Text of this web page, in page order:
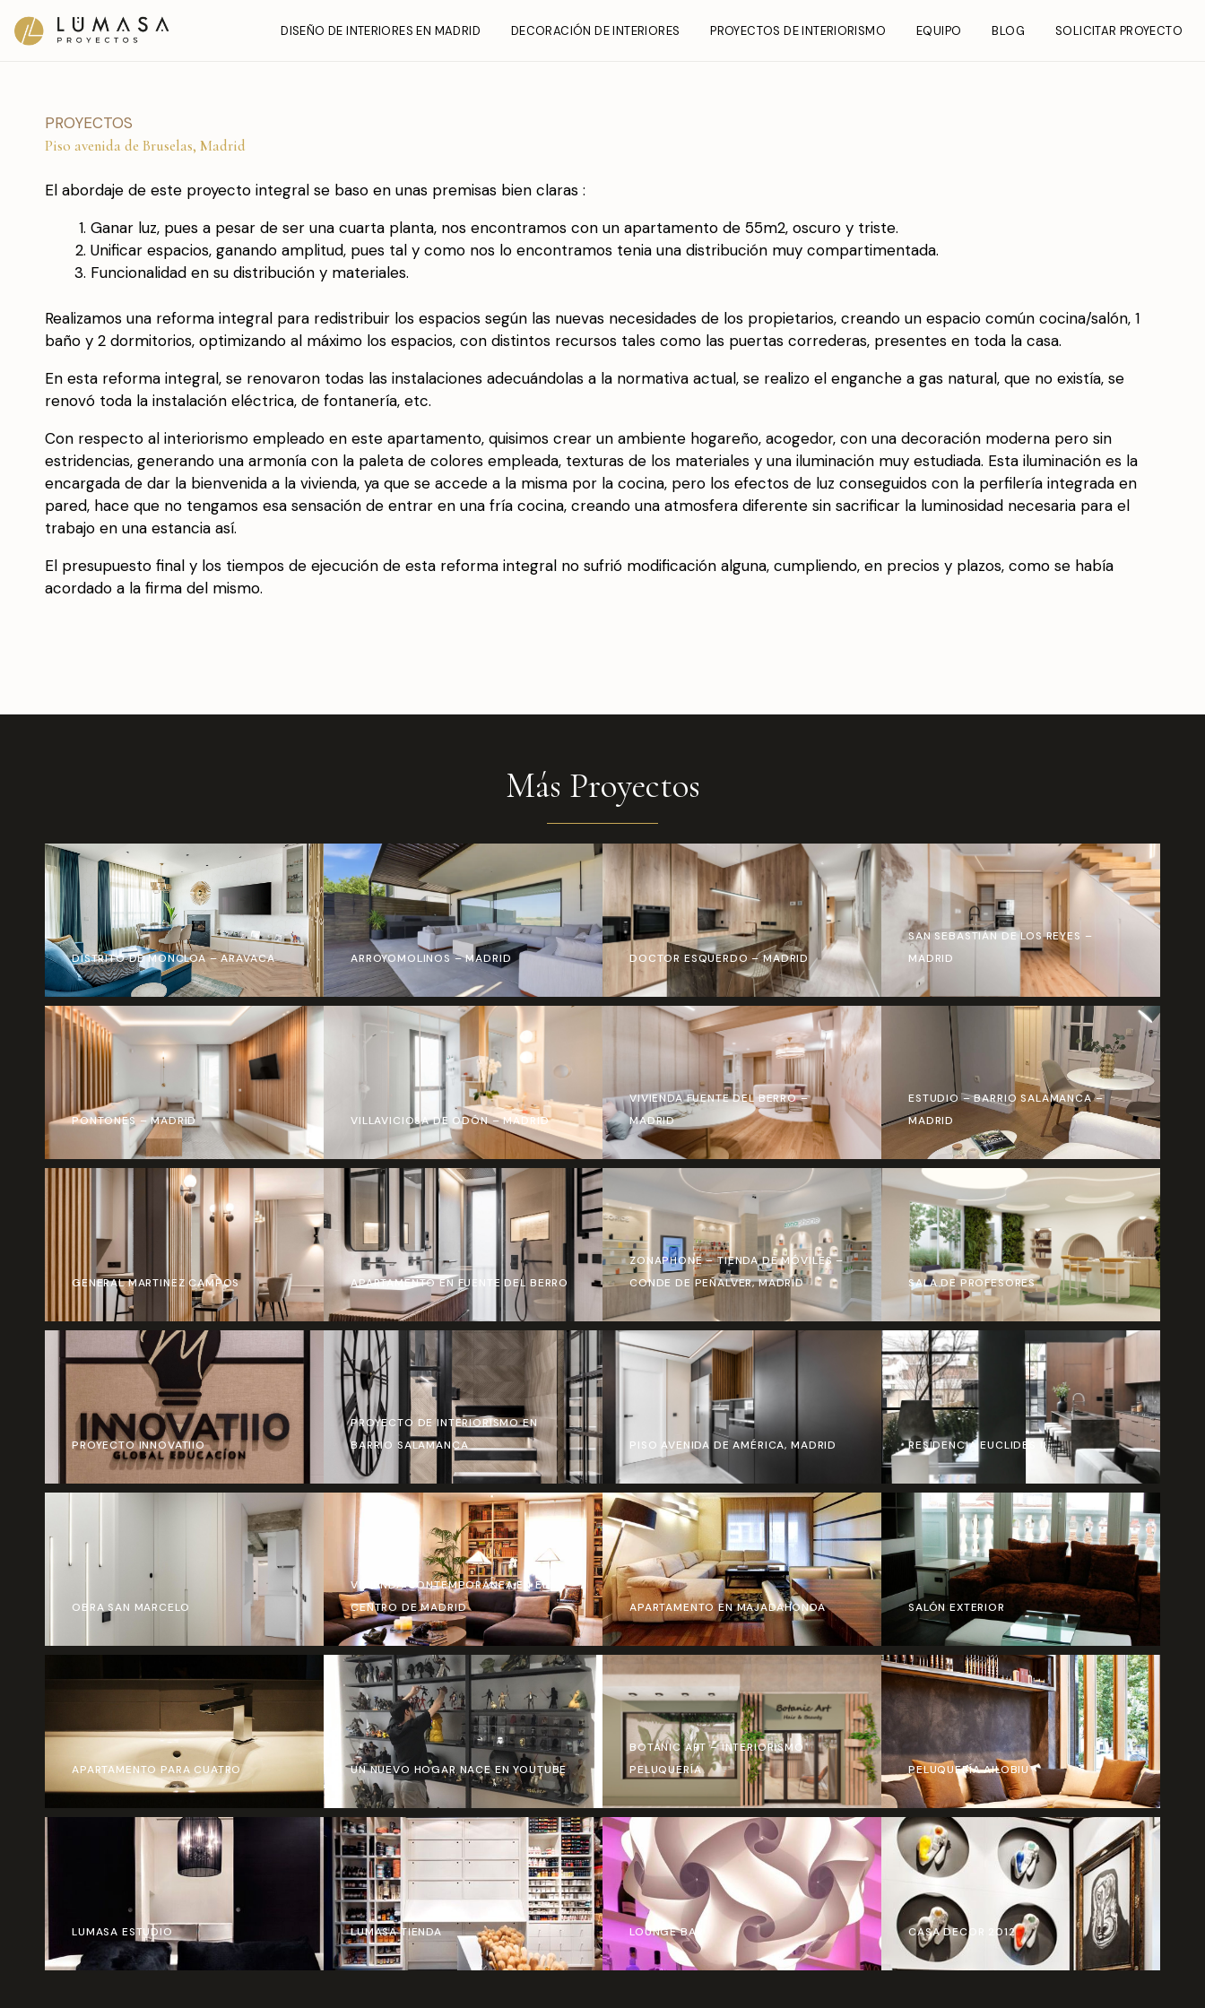
DISEÑO DE INTERIORES EN MADRID DECORACIÓN DE INTERIORES PROYECTOS DE INTERIORISMO EQUIPO BLOG SOLICITAR PROYECTO
PROYECTOS
Piso avenida de Bruselas, Madrid
El abordaje de este proyecto integral se baso en unas premisas bien claras :
Ganar luz, pues a pesar de ser una cuarta planta, nos encontramos con un apartamento de 55m2, oscuro y triste.
Unificar espacios, ganando amplitud, pues tal y como nos lo encontramos tenia una distribución muy compartimentada.
Funcionalidad en su distribución y materiales.
Realizamos una reforma integral para redistribuir los espacios según las nuevas necesidades de los propietarios, creando un espacio común cocina/salón, 1
baño y 2 dormitorios, optimizando al máximo los espacios, con distintos recursos tales como las puertas correderas, presentes en toda la casa.
En esta reforma integral, se renovaron todas las instalaciones adecuándolas a la normativa actual, se realizo el enganche a gas natural, que no existía, se
renovó toda la instalación eléctrica, de fontanería, etc.
Con respecto al interiorismo empleado en este apartamento, quisimos crear un ambiente hogareño, acogedor, con una decoración moderna pero sin
estridencias, generando una armonía con la paleta de colores empleada, texturas de los materiales y una iluminación muy estudiada. Esta iluminación es la
encargada de dar la bienvenida a la vivienda, ya que se accede a la misma por la cocina, pero los efectos de luz conseguidos con la perfilería integrada en
pared, hace que no tengamos esa sensación de entrar en una fría cocina, creando una atmosfera diferente sin sacrificar la luminosidad necesaria para el
trabajo en una estancia así.
El presupuesto final y los tiempos de ejecución de esta reforma integral no sufrió modificación alguna, cumpliendo, en precios y plazos, como se había
acordado a la firma del mismo.
Más Proyectos
DISTRITO DE MONCLOA – ARAVACA ARROYOMOLINOS – MADRID DOCTOR ESQUERDO – MADRID
SAN SEBASTIÁN DE LOS REYES –
MADRID
PONTONES – MADRID VILLAVICIOSA DE ODÓN – MADRID
VIVIENDA FUENTE DEL BERRO –
MADRID
ESTUDIO – BARRIO SALAMANCA –
MADRID
GENERAL MARTINEZ CAMPOS APARTAMENTO EN FUENTE DEL BERRO
ZONAPHONE – TIENDA DE MÓVILES –
CONDE DE PEÑALVER, MADRID
SALA DE PROFESORES
PROYECTO INNOVATIIO
PROYECTO DE INTERIORISMO EN
BARRIO SALAMANCA
PISO AVENIDA DE AMÉRICA, MADRID RESIDENCIA EUCLIDES II
OBRA SAN MARCELO
VIVIENDA CONTEMPORÁNEA EN EL
CENTRO DE MADRID
APARTAMENTO EN MAJADAHONDA SALÓN EXTERIOR
APARTAMENTO PARA CUATRO UN NUEVO HOGAR NACE EN YOUTUBE
BOTANIC ART – INTERIORISMO
PELUQUERÍA
PELUQUERÍA AILOBIU
LUMASA ESTUDIO LUMASA TIENDA LOUNGE BAR CASA DECOR 2012